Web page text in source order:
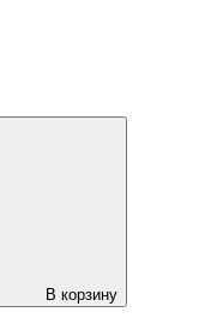
В корзину